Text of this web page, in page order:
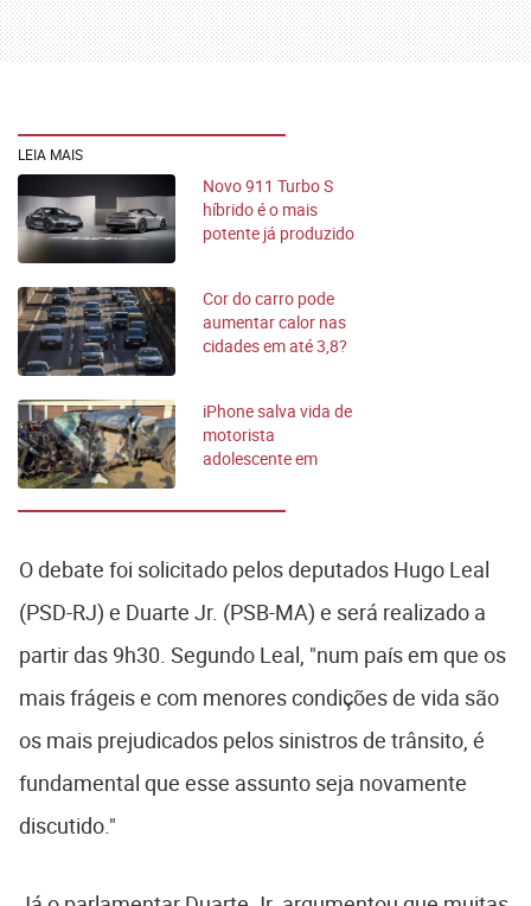
LEIA MAIS
Novo 911 Turbo S
híbrido é o mais
potente já produzido
Cor do carro pode
aumentar calor nas
cidades em até 3,8?
iPhone salva vida de
motorista
adolescente em
O debate foi solicitado pelos deputados Hugo Leal
(PSD-RJ) e Duarte Jr. (PSB-MA) e será realizado a
partir das 9h30. Segundo Leal, "num país em que os
mais frágeis e com menores condições de vida são
os mais prejudicados pelos sinistros de trânsito, é
fundamental que esse assunto seja novamente
discutido."